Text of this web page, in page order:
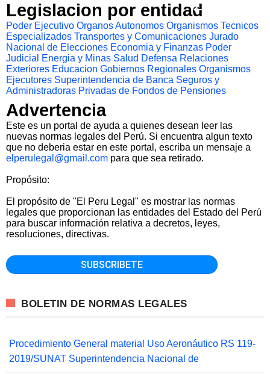
Legislacion por entidad
Poder Ejecutivo Organos Autonomos Organismos Tecnicos
Especializados Transportes y Comunicaciones Jurado
Nacional de Elecciones Economia y Finanzas Poder
Judicial
Energia y Minas Salud Defensa Relaciones
Exteriores Educacion Gobiernos Regionales Organismos
Ejecutores Superintendencia de Banca Seguros y
Administradoras Privadas de Fondos de Pensiones
Advertencia
Este es un portal de ayuda a quienes desean leer las
nuevas normas legales del Perú. Si encuentra algun texto
que no deberia estar en este portal, escriba un mensaje a
elperulegal@gmail.com para que sea retirado.
Propósito:
El propósito de "El Peru Legal" es mostrar las normas
legales que proporcionan las entidades del Estado del Perú
para buscar información relativa a decretos, leyes,
resoluciones, directivas.
BOLETIN DE NORMAS LEGALES
Procedimiento General material Uso Aeronáutico RS 119-
2019/SUNAT Superintendencia Nacional de